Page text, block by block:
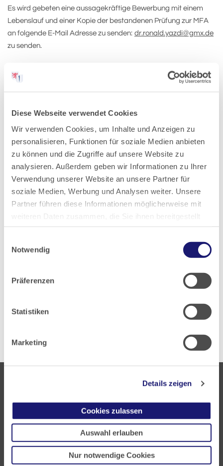
Diese Webseite verwendet Cookies
Wir verwenden Cookies, um Inhalte und Anzeigen zu
personalisieren, Funktionen für soziale Medien anbieten
zu können und die Zugriffe auf unsere Website zu
analysieren. Außerdem geben wir Informationen zu Ihrer
Verwendung unserer Website an unsere Partner für
soziale Medien, Werbung und Analysen weiter. Unsere
Partner führen diese Informationen möglicherweise mit
weiteren Daten zusammen, die Sie ihnen bereitgestellt
haben oder die sie im Rahmen Ihrer Nutzung der Dienste
Notwendig
Präferenzen
Statistiken
Marketing
Details zeigen
Cookies zulassen
Auswahl erlauben
Nur notwendige Cookies
Es wird gebeten eine aussagekräftige Bewerbung mit einem
Lebenslauf und einer Kopie der bestandenen Prüfung zur MFA
an folgende E-Mail Adresse zu senden: dr.ronald.yazdi@gmx.de
zu senden.
Mühlstraße 19
63450 Hanau
Fon: +49 171 6861116
Fax: +49 6181 12129
E-Mail: dr.ronald.yazdi@gmx.de
Veröffentlicht am:
Landesärztekammer Hessen
Hanauer Landstraße 152
60314 Frankfurt